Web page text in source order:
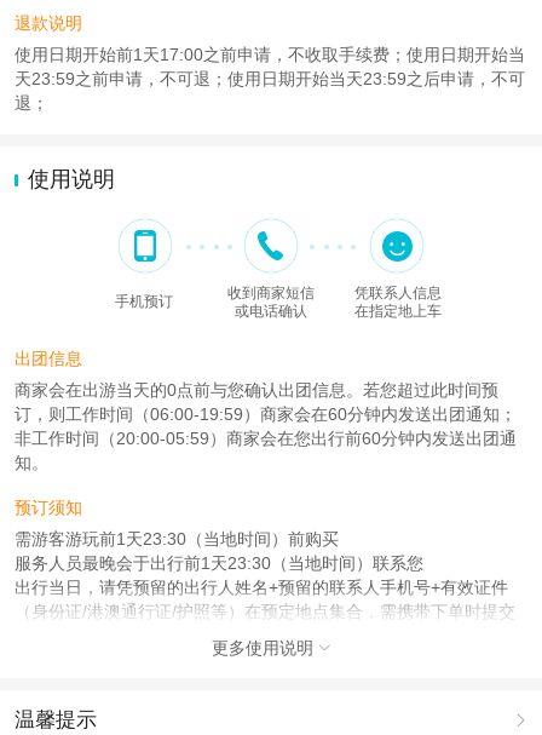
退款说明
使用日期开始前1天17:00之前申请，不收取手续费；使用日期开始当
天23:59之前申请，不可退；使用日期开始当天23:59之后申请，不可
退；
使用说明
手机预订
收到商家短信
或电话确认
凭联系人信息
在指定地上车
出团信息
商家会在出游当天的0点前与您确认出团信息。若您超过此时间预
订，则工作时间（06:00-19:59）商家会在60分钟内发送出团通知；
非工作时间（20:00-05:59）商家会在您出行前60分钟内发送出团通
知。
预订须知
需游客游玩前1天23:30（当地时间）前购买
服务人员最晚会于出行前1天23:30（当地时间）联系您
出行当日，请凭预留的出行人姓名+预留的联系人手机号+有效证件
（身份证/港澳通行证/护照等）在预定地点集合，需携带下单时提交
本产品由青岛驿路同行国际旅行社有限公司代理招徕，委托社为荣烁国际旅游(北
京)有限公司，具体的旅游服务和操作由委托社及其有资质的地接社提供
更多使用说明 
温馨提示 